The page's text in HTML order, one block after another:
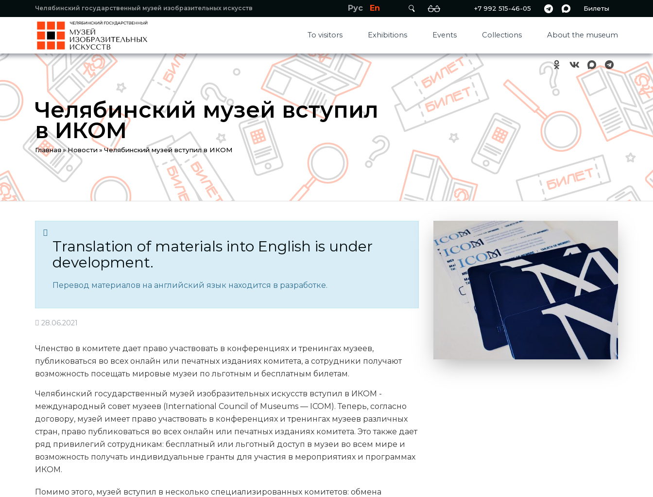
Челябинский государственный музей изобразительных искусств +7 992 515-46-05 Билеты
Рус En
To visitors Exhibitions Events Collections About the museum
Челябинский музей вступил
в ИКОМ
You
are
here
Главная»Новости » Челябинский музей вступил в ИКОМ
Translation of materials into English is under
development.
Перевод материалов на английский язык находится в разработке.
28.06.2021
Членство в комитете дает право участвовать в конференциях и тренингах музеев,
публиковаться во всех онлайн или печатных изданиях комитета, а сотрудники получают
возможность посещать мировые музеи по льготным и бесплатным билетам.
Челябинский государственный музей изобразительных искусств вступил в ИКОМ -
международный совет музеев (International Council of Museums — ICOM). Теперь, согласно
договору, музей имеет право участвовать в конференциях и тренингах музеев различных
стран, право публиковаться во всех онлайн или печатных изданиях комитета. Это также дает
ряд привилегий сотрудникам: бесплатный или льготный доступ в музеи во всем мире и
возможность получать индивидуальные гранты для участия в мероприятиях и программах
ИКОМ.
Помимо этого, музей вступил в несколько специализированных комитетов: обмена